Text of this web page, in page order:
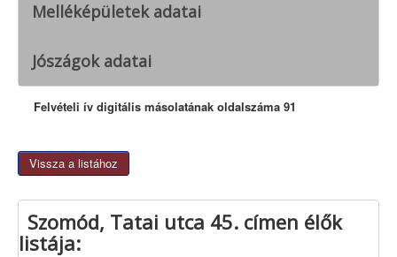
Melléképületek adatai
Jószágok adatai
Felvételi ív digitális másolatának oldalszáma 91
Vissza a listához
Szomód, Tatai utca 45. címen élők
listája: